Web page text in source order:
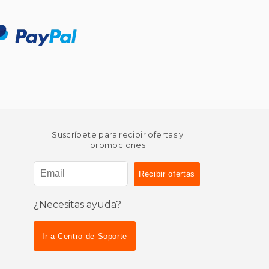
Suscríbete para recibir ofertas y
promociones
¿Necesitas ayuda?
Ir a Centro de Soporte